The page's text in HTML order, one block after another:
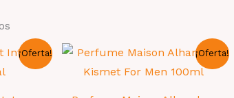
¡Oferta! ¡Oferta!